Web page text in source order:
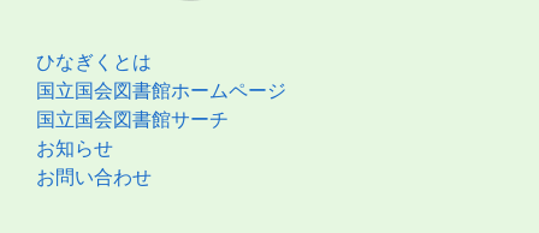
ひなぎくとは
国立国会図書館ホームページ
国立国会図書館サーチ
お知らせ
お問い合わせ